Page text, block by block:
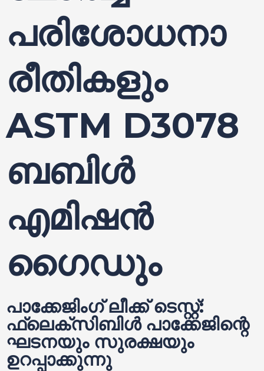
പരിശോധനാ
രീതികളും
ASTM D3078
ബബിൾ
എമിഷൻ
ഗൈഡും
പാക്കേജിംഗ് ലീക്ക് ടെസ്റ്റ്:
ഫ്ലെക്സിബിൾ പാക്കേജിന്റെ
ഘടനയും സുരക്ഷയും
ഉറപ്പാക്കുന്നു